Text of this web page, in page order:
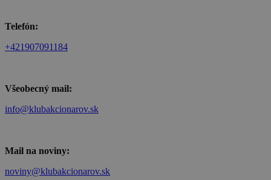
Telefón:
+421907091184
Všeobecný mail:
info@klubakcionarov.sk
Mail na noviny:
noviny@klubakcionarov.sk